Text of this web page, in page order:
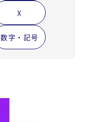
X
数字・記号